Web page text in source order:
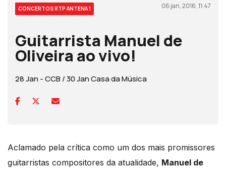
CONCERTOS RTP ANTENA 1 06 jan, 2016, 11:47
Guitarrista Manuel de
Oliveira ao vivo!
28 Jan - CCB / 30 Jan Casa da Música
Aclamado pela crítica como um dos mais promissores
guitarristas compositores da atualidade, Manuel de